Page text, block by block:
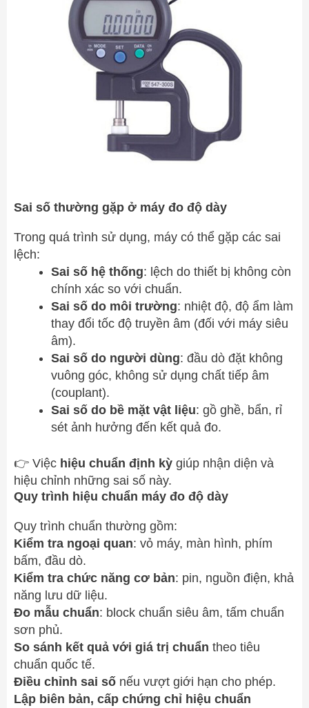
Sai số thường gặp ở máy đo độ dày
Trong quá trình sử dụng, máy có thể gặp các sai
lệch:
Sai số hệ thống: lệch do thiết bị không còn
chính xác so với chuẩn.
Sai số do môi trường: nhiệt độ, độ ẩm làm
thay đổi tốc độ truyền âm (đối với máy siêu
âm).
Sai số do người dùng: đầu dò đặt không
vuông góc, không sử dụng chất tiếp âm
(couplant).
Sai số do bề mặt vật liệu: gồ ghề, bẩn, rỉ
sét ảnh hưởng đến kết quả đo.
👉 Việc hiệu chuẩn định kỳgiúp nhận diện và
hiệu chỉnh những sai số này.
Quy trình hiệu chuẩn máy đo độ dày
Quy trình chuẩn thường gồm:
Kiểm tra ngoại quan: vỏ máy, màn hình, phím
bấm, đầu dò.
Kiểm tra chức năng cơ bản: pin, nguồn điện, khả
năng lưu dữ liệu.
Đo mẫu chuẩn: block chuẩn siêu âm, tấm chuẩn
sơn phủ.
So sánh kết quả với giá trị chuẩn theo tiêu
chuẩn quốc tế.
Điều chỉnh sai sốnếu vượt giới hạn cho phép.
Lập biên bản, cấp chứng chỉ hiệu chuẩn